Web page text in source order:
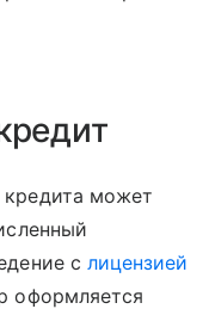
кредита может
с лицензией
оформляется